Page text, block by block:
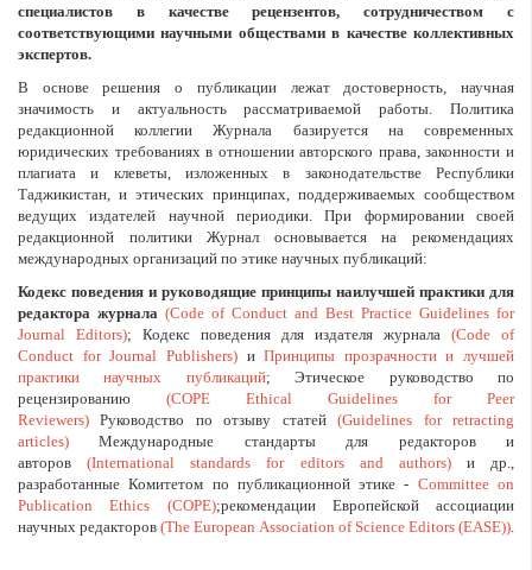
специалистов в качестве рецензентов, сотрудничеством с
соответствующими научными обществами в качестве коллективных
экспертов.
В основе решения о публикации лежат достоверность, научная
значимость и актуальность рассматриваемой работы. Политика
редакционной коллегии Журнала базируется на современных
юридических требованиях в отношении авторского права, законности и
плагиата и клеветы, изложенных в законодательстве Республики
Таджикистан, и этических принципах, поддерживаемых сообществом
ведущих издателей научной периодики. При формировании своей
редакционной политики Журнал основывается на рекомендациях
международных организаций по этике научных публикаций:
Кодекс поведения и руководящие принципы наилучшей практики для
редактора журнала (Code of Conduct and Best Practice Guidelines for
Journal Editors); Кодекс поведения для издателя журнала (Code of
Conduct for Journal Publishers)иПринципы прозрачности и лучшей
практики научных публикаций; Этическое руководство по
рецензированию (COPE Ethical Guidelines for Peer
Reviewers) Руководство по отзыву статей(Guidelines for retracting
articles) Международные стандарты для редакторов и
авторов(International standards for editors and authors) и др.,
разработанные Комитетом по публикационной этике - Committee on
Publication Ethics (COPE);рекомендации Европейской ассоциации
научных редакторов(The European Association of Science Editors (EASE))